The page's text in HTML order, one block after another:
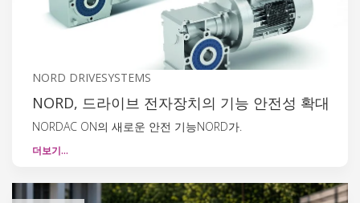
NORD DRIVESYSTEMS
NORD, 드라이브 전자장치의 기능 안전성 확대
NORDAC ON의 새로운 안전 기능NORD가.
더보기…